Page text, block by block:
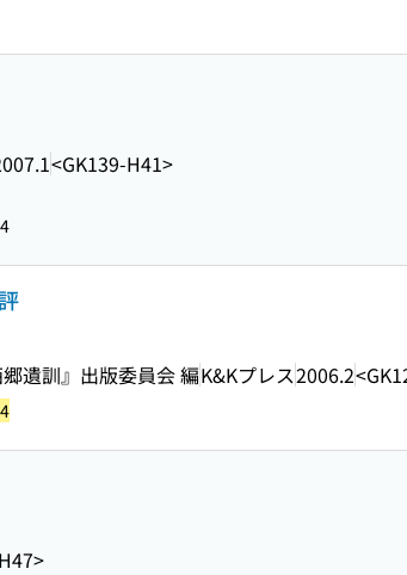
<GK139-H41>
遺訓』出版委員会 編K&Kプレス2006.2